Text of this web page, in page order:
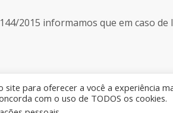
site para oferecer a você a experiência
com o uso de TODOS os cookies.
144/2015 informamos que em caso